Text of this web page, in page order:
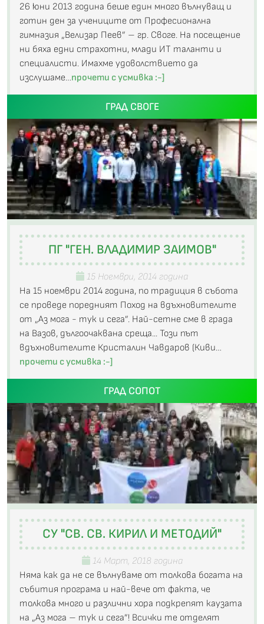
26 юни 2013 година беше един много вълнуващ и
готин ден за учениците от Професионална
гимназия „Велизар Пеев” – гр. Своге. На посещение
ни бяха едни страхотни, млади ИТ таланти и
специалисти. Имахме удоволствието да
изслушаме…прочети с усмивка :-]
ГРАД СВОГЕ
ПГ "ГЕН. ВЛАДИМИР ЗАИМОВ"
15 Ноември, 2014 година
На 15 ноември 2014 година, по традиция в събота
се проведе поредният Поход на вдъхновителите
от „Аз мога - тук и сега”. Най-сетне сме в града
на Вазов, дългоочаквана среща... Този път
вдъхновителите Кристалин Чавдаров (Киви…
прочети с усмивка :-]
ГРАД СОПОТ
СУ "СВ. СВ. КИРИЛ И МЕТОДИЙ"
14 Март, 2018 година
Няма как да не се вълнуваме от толкова богата на
събития програма и най-вече от факта, че
толкова много и различни хора подкрепят каузата
на „Аз мога – тук и сега”! Всички те отделят